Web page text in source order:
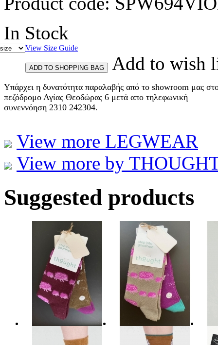
In Stock
View Size Guide
Add to wish
Υπάρχει η δυνατότητα παραλαβής από το showroom μας
πεζόδρομο Αγίας Θεοδώρας 6 μετά απο τηλεφωνική
συνεννόηση 2310 242304.
View more LEGWEAR
View more by
Suggested products